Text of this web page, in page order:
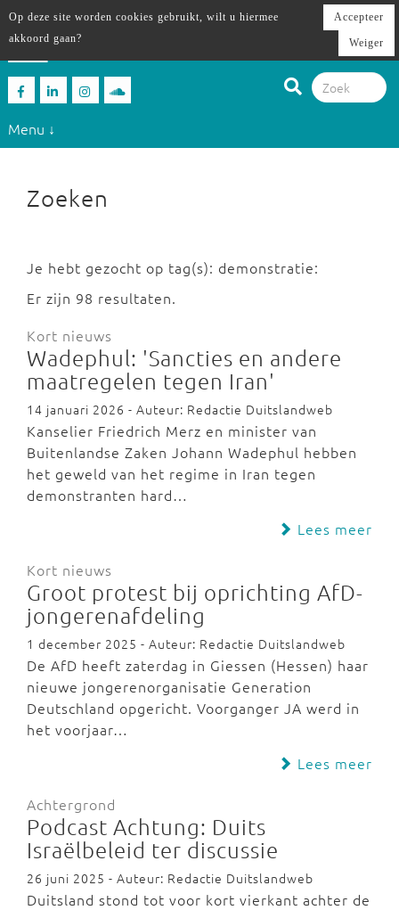
Menu ↓
Zoeken
Je hebt gezocht op tag(s): demonstratie:
Er zijn 98 resultaten.
Kort nieuws
Wadephul: 'Sancties en andere
maatregelen tegen Iran'
14 januari 2026 - Auteur: Redactie Duitslandweb
Kanselier Friedrich Merz en minister van
Buitenlandse Zaken Johann Wadephul hebben
het geweld van het regime in Iran tegen
demonstranten hard…
Lees meer
Kort nieuws
Groot protest bij oprichting AfD-
jongerenafdeling
1 december 2025 - Auteur: Redactie Duitslandweb
De AfD heeft zaterdag in Giessen (Hessen) haar
nieuwe jongerenorganisatie Generation
Deutschland opgericht. Voorganger JA werd in
het voorjaar…
Lees meer
Achtergrond
Podcast Achtung: Duits
Israëlbeleid ter discussie
26 juni 2025 - Auteur: Redactie Duitslandweb
Duitsland stond tot voor kort vierkant achter de
Op deze site worden cookies gebruikt, wilt u hiermee
akkoord gaan?
Accepteer
Weiger